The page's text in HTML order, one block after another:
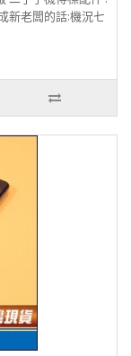
新老闆的話:機況七